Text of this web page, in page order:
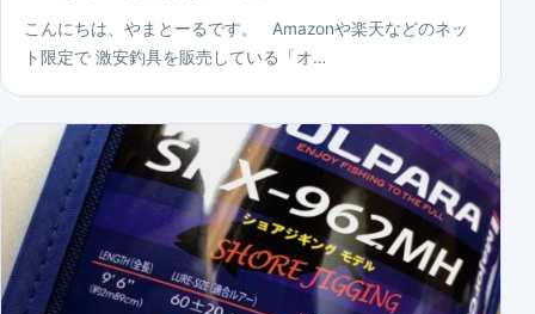
こんにちは、やまとーるです。 Amazonや楽天などのネッ
ト限定で 激安釣具を販売している「オ…